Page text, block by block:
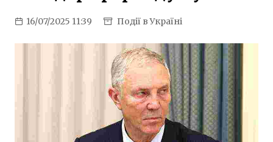
16/07/2025 11:39 Події в Україні